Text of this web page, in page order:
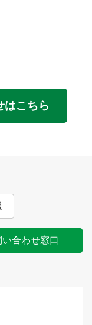
はこちら
い合わせ窓口